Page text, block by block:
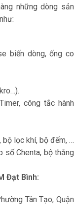
những dòng sản
biến dòng, ống co
công tắc hành
bộ lọc khí, bộ đếm, …
số Chenta, bộ thắng
Đạt Bình:
Tân Tạo, Quận